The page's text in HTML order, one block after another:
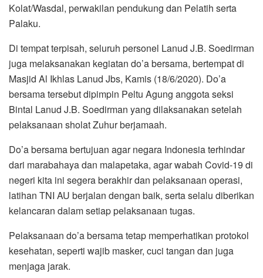
Kolat/Wasdal, perwakilan pendukung dan Pelatih serta
Palaku.
Di tempat terpisah, seluruh personel Lanud J.B. Soedirman
juga melaksanakan kegiatan do’a bersama, bertempat di
Masjid Al Ikhlas Lanud Jbs, Kamis (18/6/2020). Do’a
bersama tersebut dipimpin Peltu Agung anggota seksi
Bintal Lanud J.B. Soedirman yang dilaksanakan setelah
pelaksanaan sholat Zuhur berjamaah.
Do’a bersama bertujuan agar negara Indonesia terhindar
dari marabahaya dan malapetaka, agar wabah Covid-19 di
negeri kita ini segera berakhir dan pelaksanaan operasi,
latihan TNI AU berjalan dengan baik, serta selalu diberikan
kelancaran dalam setiap pelaksanaan tugas.
Pelaksanaan do’a bersama tetap memperhatikan protokol
kesehatan, seperti wajib masker, cuci tangan dan juga
menjaga jarak.